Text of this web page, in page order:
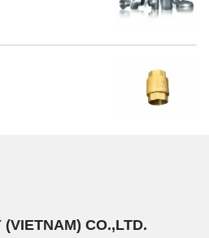
(VIETNAM) CO.,LTD.